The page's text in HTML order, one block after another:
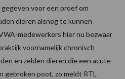
voor een proef om
dieren alsnog te kunnen
medewerkers hier nu bezwaar
voornamelijk chronisch
en zelden dieren die een acute
gebroken poot, zo meldt RTL